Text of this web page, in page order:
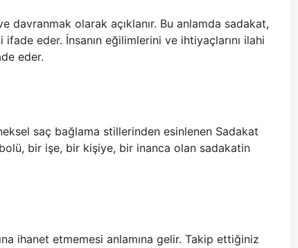
davranmak olarak açıklanır. Bu anlamda sadakat,
eder. İnsanın eğilimlerini ve ihtiyaçlarını ilahi
eder.
saç bağlama stillerinden esinlenen Sadakat
bir işe, bir kişiye, bir inanca olan sadakatin
ihanet etmemesi anlamına gelir. Takip ettiğiniz